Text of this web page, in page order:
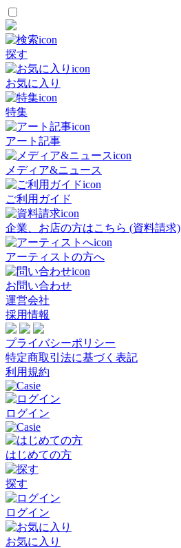
探す
お気に入り
特集
アート記事
メディア&ニュース
ご利用ガイド
企業、お店の方はこちら (資料請求)
アーティストの方へ
お問い合わせ
運営会社
採用情報
プライバシーポリシー
特定商取引法に基づく表記
利用規約
ログイン
はじめての方
探す
ログイン
お気に入り